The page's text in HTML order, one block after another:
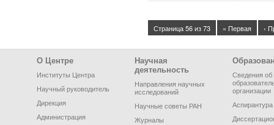
Страница 56 из 73 « Первая ‹
Footer Menu
О Центре
Институты Центра
Научный руководитель
Дирекция
Администрация
Научная
деятельность
Направления научных
исследований
Научные советы РАН
Журналы
Сведения об
организации
Аспирантура